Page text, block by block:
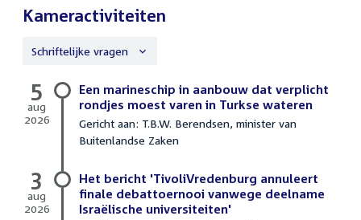
Kameractiviteiten
Schriftelijke vragen
Schriftelijke
vragen
Een marineschip in aanbouw dat verplicht
rondjes moest varen in Turkse wateren
Gericht aan: T.B.W. Berendsen, minister van
Buitenlandse Zaken
5
aug
2026
augustus
Het bericht 'TivoliVredenburg annuleert
finale debattoernooi vanwege deelname
Israëlische universiteiten'
3
aug
2026